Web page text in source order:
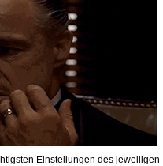
Einstellungen des jeweiligen